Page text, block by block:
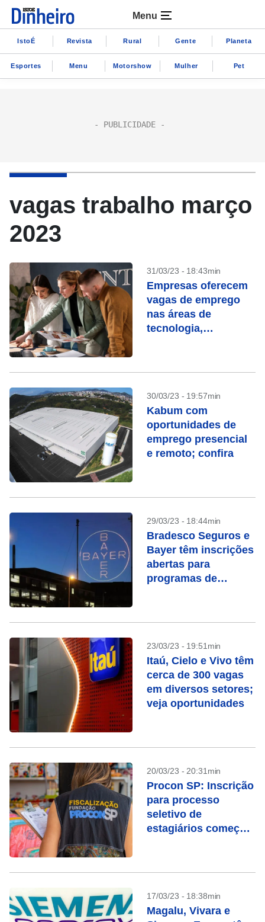
Menu
IstoÉ Revista Rural Gente Planeta
Esportes Menu Motorshow Mulher Pet
vagas trabalho março
2023
31/03/23 - 18:43min
Empresas oferecem
vagas de emprego
nas áreas de
tecnologia,
30/03/23 - 19:57min
Kabum com
oportunidades de
emprego presencial
e remoto; confira
29/03/23 - 18:44min
Bradesco Seguros e
Bayer têm inscrições
abertas para
programas de
23/03/23 - 19:51min
Itaú, Cielo e Vivo têm
cerca de 300 vagas
em diversos setores;
veja oportunidades
20/03/23 - 20:31min
Procon SP: Inscrição
para processo
seletivo de
estagiários começa
17/03/23 - 18:38min
Magalu, Vivara e